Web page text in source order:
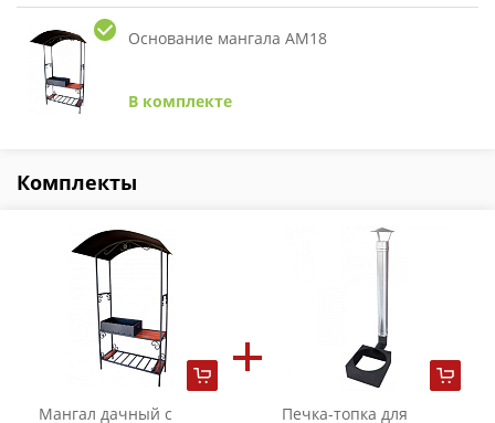
Основание мангала АМ18
В комплекте
Комплекты
Мангал дачный с Печка-топка для